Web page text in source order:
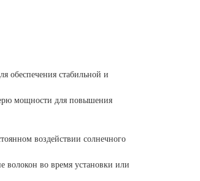
обеспечения стабильной и
мощности для повышения
воздействии солнечного
волокон во время установки или